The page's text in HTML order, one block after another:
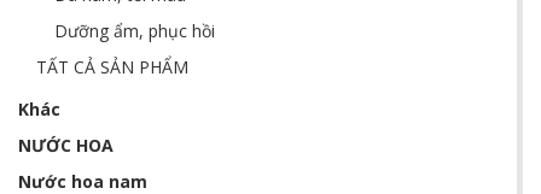
Dưỡng ẩm, phục hồi
TẤT CẢ SẢN PHẨM
Khác
NƯỚC HOA
Nước hoa nam